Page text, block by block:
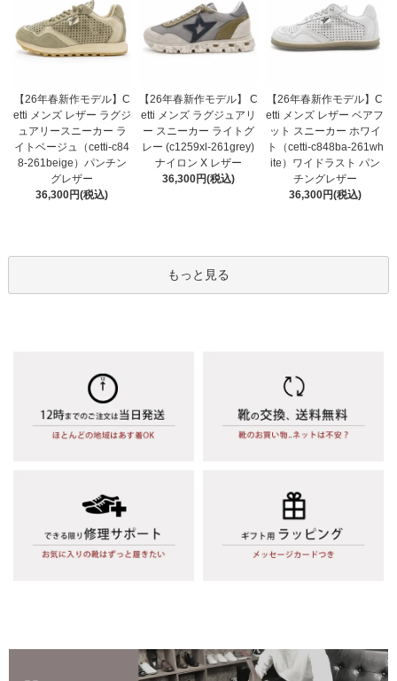
【26年春新作モデル】C
etti メンズ レザー ラグジ
ュアリースニーカー ラ
イトベージュ（cetti-c84
8-261beige）パンチン
グレザー
36,300円(税込)
【26年春新作モデル】 C
etti メンズ ラグジュアリ
ー スニーカー ライトグ
レー (c1259xl-261grey)
ナイロン X レザー
36,300円(税込)
【26年春新作モデル】C
etti メンズ レザー ベアフ
ット スニーカー ホワイ
ト（cetti-c848ba-261wh
ite）ワイドラスト パン
チングレザー
36,300円(税込)
もっと見る